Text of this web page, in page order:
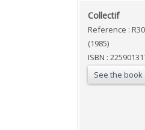
‎Collectif‎
Reference :
(1985)
ISBN :
See the book